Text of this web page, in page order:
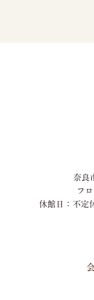
奈良
フ
休館日：不定